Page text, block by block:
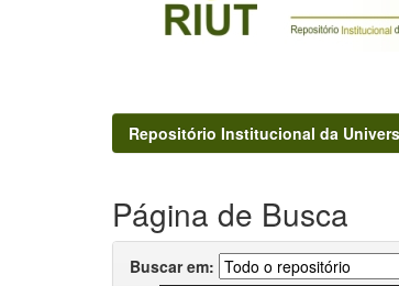
Repositório Institucional da
Página de Busca
Buscar em: